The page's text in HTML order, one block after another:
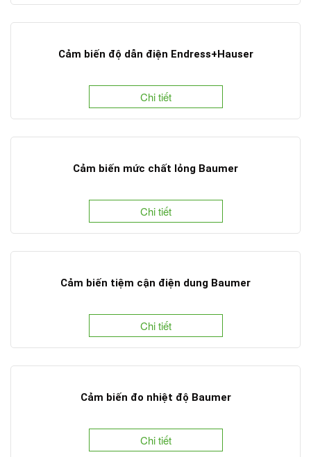
Cảm biến độ dẫn điện Endress+Hauser
Chi tiết
Cảm biến mức chất lỏng Baumer
Chi tiết
Cảm biến tiệm cận điện dung Baumer
Chi tiết
Cảm biến đo nhiệt độ Baumer
Chi tiết